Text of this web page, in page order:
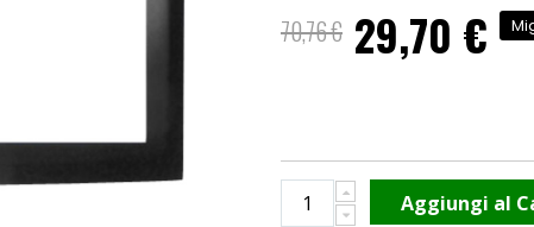
70,76 € Prezzo
speciale
29,70 €
Aggiungi al